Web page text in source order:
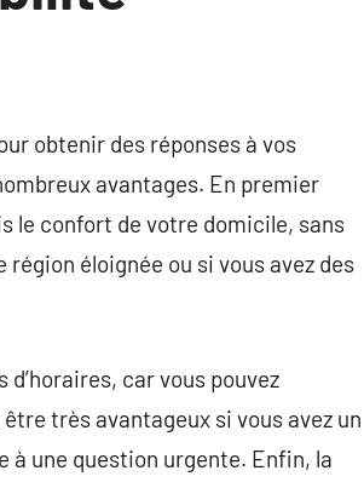
obtenir des réponses à vos
avantages. En premier
le confort de votre domicile, sans
éloignée ou si vous avez des
car vous pouvez
très avantageux si vous avez un
à une question urgente. Enfin, la